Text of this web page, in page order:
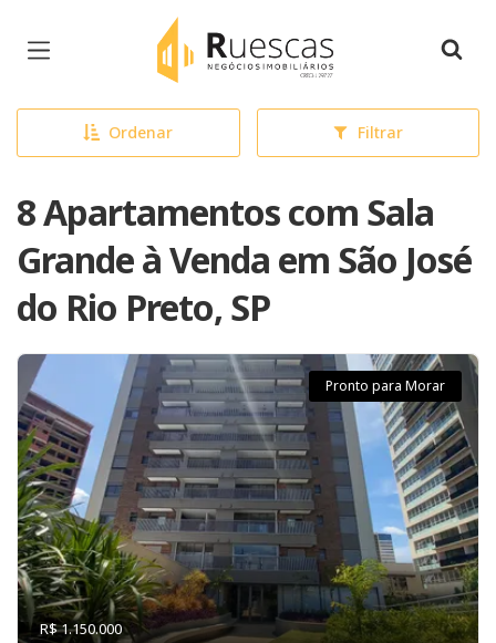
Página inicial
Ordenar Filtrar
8 Apartamentos com Sala
Grande à Venda em São José
do Rio Preto, SP
Pronto para Morar
R$ 1.150.000